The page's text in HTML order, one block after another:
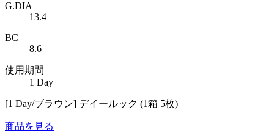
G.DIA
13.4
BC
8.6
使用期間
1 Day
[1 Day/ブラウン] デイールック (1箱 5枚)
商品を見る